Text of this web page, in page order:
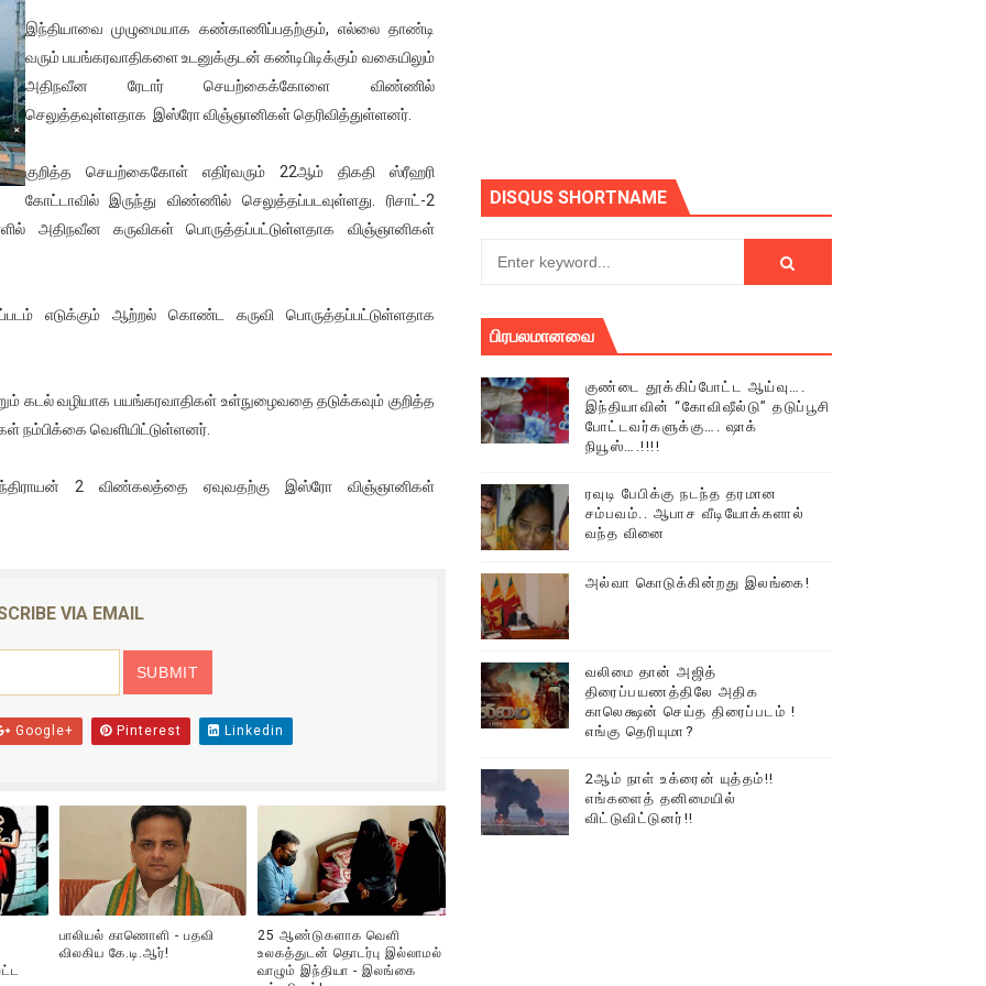
கண்டனப் போராட்டத்திற்கு கலந்துகொள்ளுமாறு அன்புரிமையோடு அழைக்கின்றோம்.
மாணவர்கள் தொடர்பில் நாடாளுமன்றத்தில் பகிரங்க கேள்வி
இலங்கைத் தமிழ் குடும்பம்!! நடந்தது என்ன
இலங்கை பாடலாசிரியர் வெளியிட்ட...
- கொதித்தெழுந்த பிரதேசவாசிகள்!
செய்த முதியவருக்கு வழங்கப்பட்ட தண்டனை
அதிரடி உத்தரவு!
தமிழின அழிப்பிற்கு நீதி கேட்டு நடைபெற்ற கவனயீர்ப்புப் போராட்டத்தில் திரண்ட தமிழ்மக்கள்!!
சபை கூட்டத்தில் இன்று உரை
அதிக காலெக்ஷன் செய்த திரைப்படம் ! எங்கு தெரியுமா?
இந்தியாவை முழுமையாக கண்காணிப்பதற்கும், எல்லை தாண்டி
வரும் பயங்கரவாதிகளை உடனுக்குடன் கண்டிபிடிக்கும் வகையிலும்
அதிநவீன ரேடார் செயற்கைக்கோளை விண்ணில்
செலுத்தவுள்ளதாக இஸ்ரோ விஞ்ஞானிகள் தெரிவித்துள்ளனர்.
குறித்த செயற்கைகோள் எதிர்வரும் 22ஆம் திகதி ஸ்ரீஹரி
கோட்டாவில் இருந்து விண்ணில் செலுத்தப்படவுள்ளது. ரிசாட்-2
அதிநவீன கருவிகள் பொருத்தப்பட்டுள்ளதாக விஞ்ஞானிகள்
எடுக்கும் ஆற்றல் கொண்ட கருவி பொருத்தப்பட்டுள்ளதாக
கடல் வழியாக பயங்கரவாதிகள் உள்நுழைவதை தடுக்கவும் குறித்த
நம்பிக்கை வெளியிட்டுள்ளனர்.
2 விண்கலத்தை ஏவுவதற்கு இஸ்ரோ விஞ்ஞானிகள்
VIA EMAIL
Google+ Pinterest Linkedin
பாலியல் காணொளி - பதவி
விலகிய கே.டி.ஆர்!
25 ஆண்டுகளாக வெளி
உலகத்துடன் தொடர்பு இல்லாமல்
வாழும் இந்தியா - இலங்கை
DISQUS SHORTNAME
பிரபலமானவை
குண்டை தூக்கிப்போட்ட ஆய்வு….
இந்தியாவின் “கோவிஷீல்டு” தடுப்பூசி
போட்டவர்களுக்கு…. ஷாக்
நியூஸ்….!!!!
ரவுடி பேபிக்கு நடந்த தரமான
சம்பவம்.. ஆபாச வீடியோக்களால்
வந்த வினை
அல்வா கொடுக்கின்றது இலங்கை!
வலிமை தான் அஜித்
திரைப்பயணத்திலே அதிக
காலெக்ஷன் செய்த திரைப்படம் !
எங்கு தெரியுமா?
2ஆம் நாள் உக்ரைன் யுத்தம்!!
எங்களைத் தனிமையில்
விட்டுவிட்டுனர்!!